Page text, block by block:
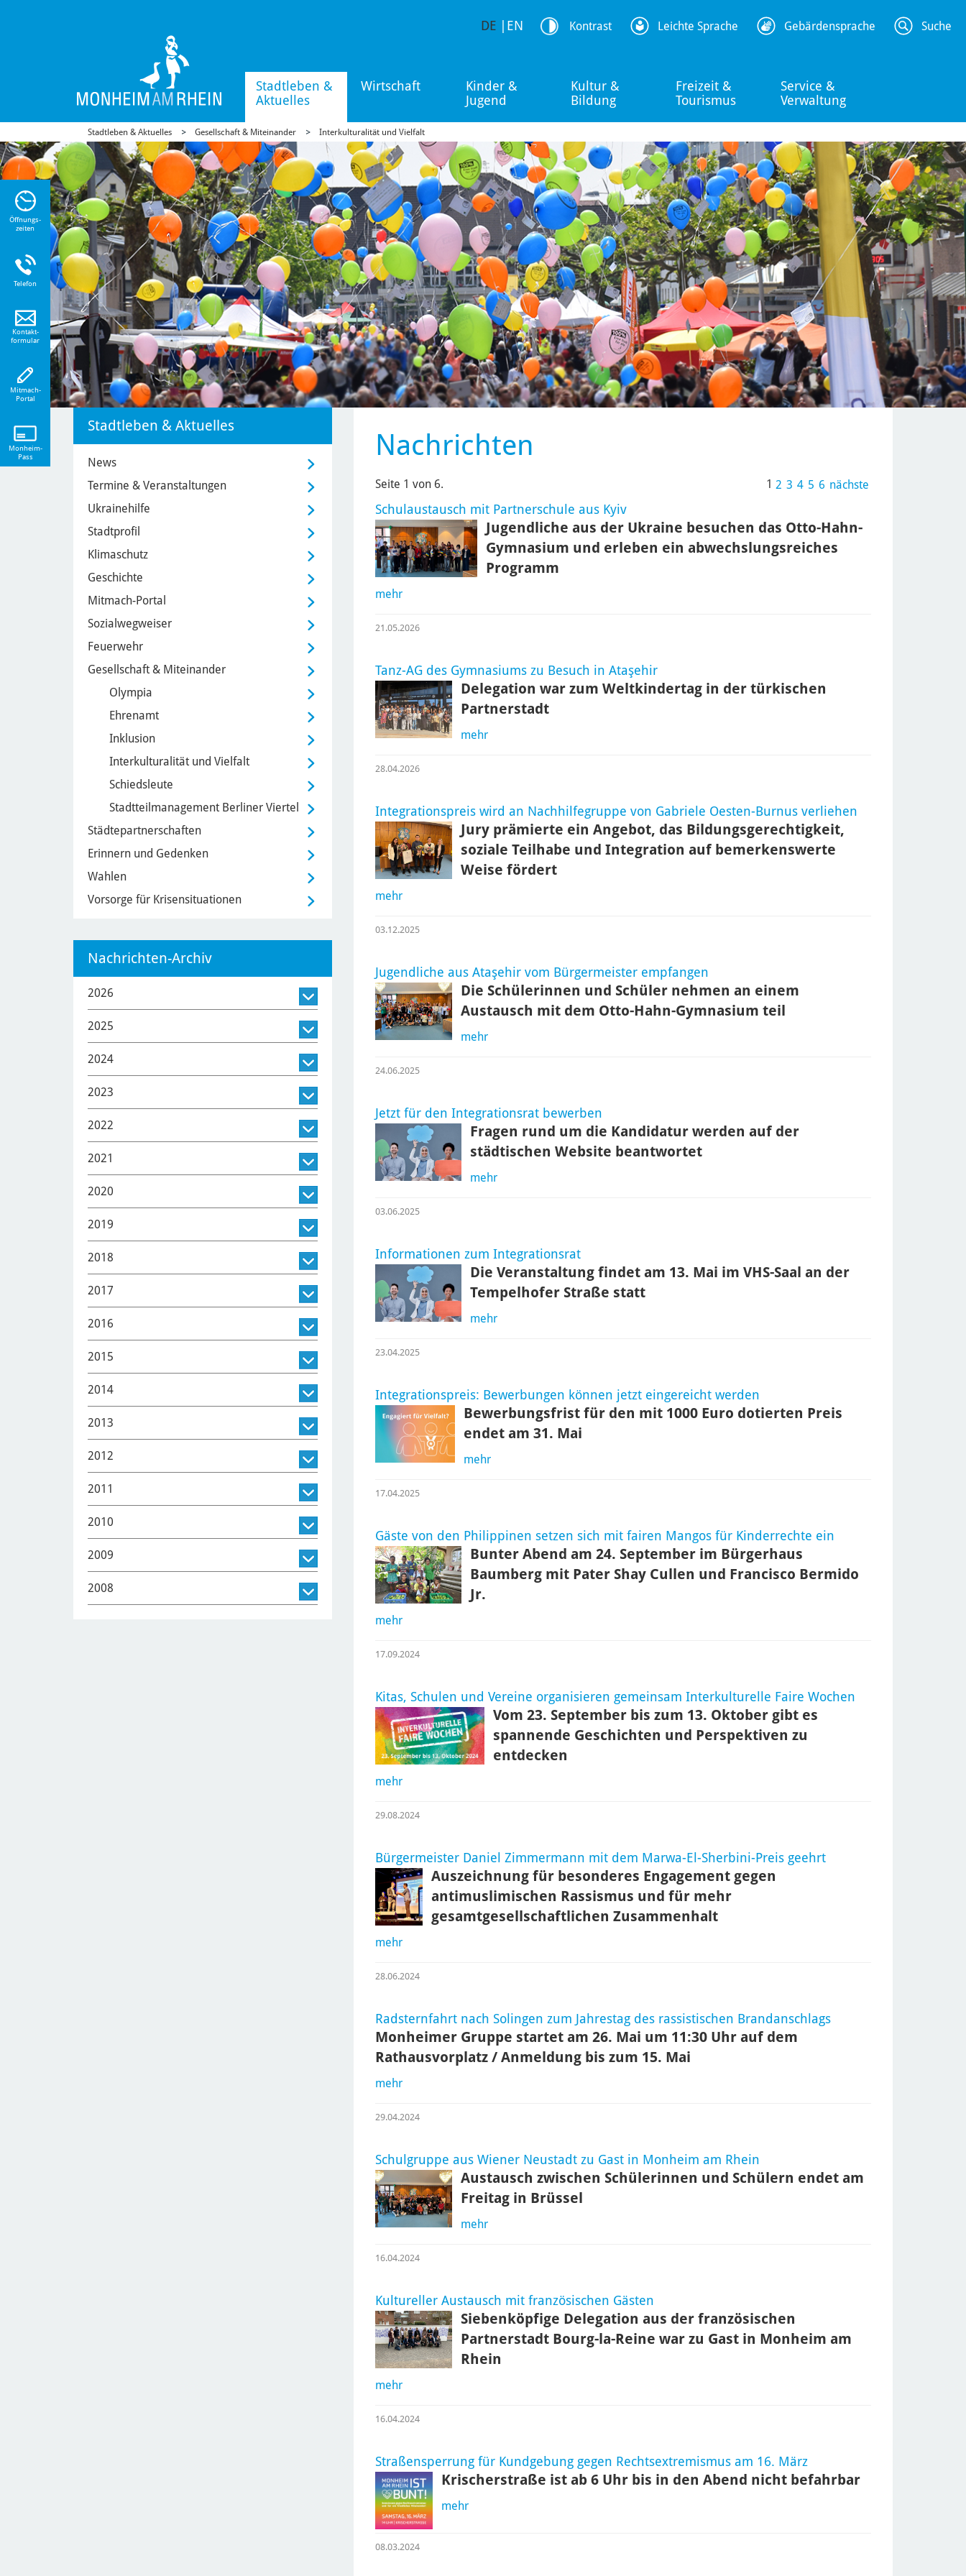
Stadtleben &
Aktuelles
Wirtschaft
Kinder &
Jugend
Kultur &
Bildung
Freizeit &
Tourismus
Service &
Verwaltung
DE EN Kontrast Leichte Sprache Gebärdensprache Suche
Stadtleben & Aktuelles Gesellschaft & Miteinander Interkulturalität und Vielfalt
Nachrichten
Seite 1 von 6. 1 2 3 4 5 6 nächste
Schulaustausch mit Partnerschule aus Kyiv
Jugendliche aus der Ukraine besuchen das Otto-Hahn-
Gymnasium und erleben ein abwechslungsreiches
Programm
mehr
21.05.2026
Tanz-AG des Gymnasiums zu Besuch in Ataşehir
Delegation war zum Weltkindertag in der türkischen
Partnerstadt
mehr
28.04.2026
Integrationspreis wird an Nachhilfegruppe von Gabriele Oesten-Burnus verliehen
Jury prämierte ein Angebot, das Bildungsgerechtigkeit,
soziale Teilhabe und Integration auf bemerkenswerte
Weise fördert
mehr
03.12.2025
Jugendliche aus Ataşehir vom Bürgermeister empfangen
Die Schülerinnen und Schüler nehmen an einem
Austausch mit dem Otto-Hahn-Gymnasium teil
mehr
24.06.2025
Jetzt für den Integrationsrat bewerben
Fragen rund um die Kandidatur werden auf der
städtischen Website beantwortet
mehr
03.06.2025
Informationen zum Integrationsrat
Die Veranstaltung findet am 13. Mai im VHS-Saal an der
Tempelhofer Straße statt
mehr
23.04.2025
Integrationspreis: Bewerbungen können jetzt eingereicht werden
Bewerbungsfrist für den mit 1000 Euro dotierten Preis
endet am 31. Mai
mehr
17.04.2025
Gäste von den Philippinen setzen sich mit fairen Mangos für Kinderrechte ein
Bunter Abend am 24. September im Bürgerhaus
Baumberg mit Pater Shay Cullen und Francisco Bermido
Jr.
mehr
17.09.2024
Kitas, Schulen und Vereine organisieren gemeinsam Interkulturelle Faire Wochen
Vom 23. September bis zum 13. Oktober gibt es
spannende Geschichten und Perspektiven zu
entdecken
mehr
29.08.2024
Bürgermeister Daniel Zimmermann mit dem Marwa-El-Sherbini-Preis geehrt
Auszeichnung für besonderes Engagement gegen
antimuslimischen Rassismus und für mehr
gesamtgesellschaftlichen Zusammenhalt
mehr
28.06.2024
Radsternfahrt nach Solingen zum Jahrestag des rassistischen Brandanschlags
Monheimer Gruppe startet am 26. Mai um 11:30 Uhr auf dem
Rathausvorplatz / Anmeldung bis zum 15. Mai
mehr
29.04.2024
Schulgruppe aus Wiener Neustadt zu Gast in Monheim am Rhein
Austausch zwischen Schülerinnen und Schülern endet am
Freitag in Brüssel
mehr
16.04.2024
Kultureller Austausch mit französischen Gästen
Siebenköpfige Delegation aus der französischen
Partnerstadt Bourg-la-Reine war zu Gast in Monheim am
Rhein
mehr
16.04.2024
Straßensperrung für Kundgebung gegen Rechtsextremismus am 16. März
Krischerstraße ist ab 6 Uhr bis in den Abend nicht befahrbar
mehr
08.03.2024
Stadtleben & Aktuelles
News
Termine & Veranstaltungen
Ukrainehilfe
Stadtprofil
Klimaschutz
Geschichte
Mitmach-Portal
Sozialwegweiser
Feuerwehr
Gesellschaft & Miteinander
Olympia
Ehrenamt
Inklusion
Interkulturalität und Vielfalt
Schiedsleute
Stadtteilmanagement Berliner Viertel
Städtepartnerschaften
Erinnern und Gedenken
Wahlen
Vorsorge für Krisensituationen
Nachrichten-Archiv
2026
2025
2024
2023
2022
2021
2020
2019
2018
2017
2016
2015
2014
2013
2012
2011
2010
2009
2008
Öffnungs-
zeiten
Telefon
Kontakt-
formular
Mitmach-
Portal
Monheim-
Pass
Sie
zu